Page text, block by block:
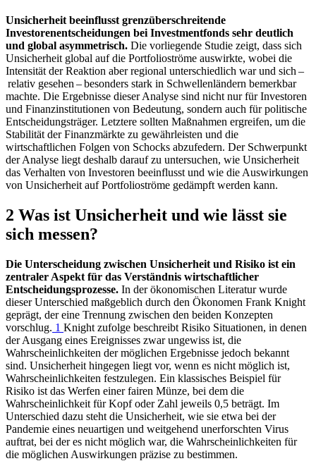
Unsicherheit beeinflusst grenzüberschreitende
Investorenentscheidungen bei Investmentfonds sehr deutlich
und global asymmetrisch. Die vorliegende Studie zeigt, dass sich
Unsicherheit global auf die Portfolioströme auswirkte, wobei die
Intensität der Reaktion aber regional unterschiedlich war und sich –
relativ gesehen – besonders stark in Schwellenländern bemerkbar
machte. Die Ergebnisse dieser Analyse sind nicht nur für Investoren
und Finanzinstitutionen von Bedeutung, sondern auch für politische
Entscheidungsträger. Letztere sollten Maßnahmen ergreifen, um die
Stabilität der Finanzmärkte zu gewährleisten und die
wirtschaftlichen Folgen von Schocks abzufedern. Der Schwerpunkt
der Analyse liegt deshalb darauf zu untersuchen, wie Unsicherheit
das Verhalten von Investoren beeinflusst und wie die Auswirkungen
von Unsicherheit auf Portfolioströme gedämpft werden kann.
2 Was ist Unsicherheit und wie lässt sie
sich messen?
Die Unterscheidung zwischen Unsicherheit und Risiko ist ein
zentraler Aspekt für das Verständnis wirtschaftlicher
Entscheidungsprozesse. In der ökonomischen Literatur wurde
dieser Unterschied maßgeblich durch den Ökonomen Frank Knight
geprägt, der eine Trennung zwischen den beiden Konzepten
vorschlug. 1 Knight zufolge beschreibt Risiko Situationen, in denen
der Ausgang eines Ereignisses zwar ungewiss ist, die
Wahrscheinlichkeiten der möglichen Ergebnisse jedoch bekannt
sind. Unsicherheit hingegen liegt vor, wenn es nicht möglich ist,
Wahrscheinlichkeiten festzulegen. Ein klassisches Beispiel für
Risiko ist das Werfen einer fairen Münze, bei dem die
Wahrscheinlichkeit für Kopf oder Zahl jeweils 0,5 beträgt. Im
Unterschied dazu steht die Unsicherheit, wie sie etwa bei der
Pandemie eines neuartigen und weitgehend unerforschten Virus
auftrat, bei der es nicht möglich war, die Wahrscheinlichkeiten für
die möglichen Auswirkungen präzise zu bestimmen.